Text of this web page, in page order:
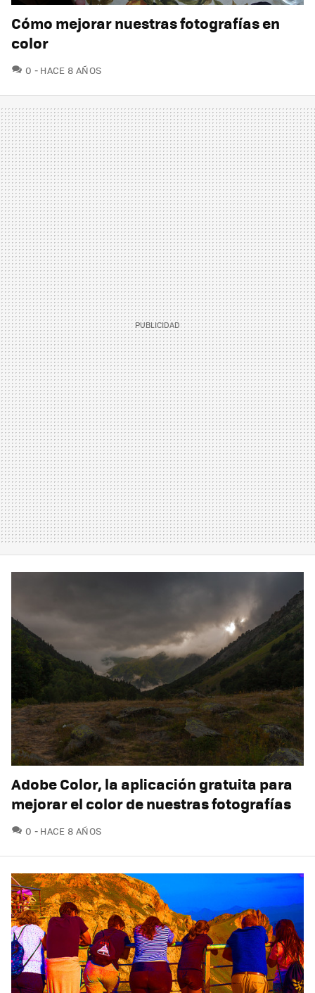
Cómo mejorar nuestras fotografías en
color
0 COMENTARIOS
HACE 8 AÑOS
Adobe Color, la aplicación gratuita para
mejorar el color de nuestras fotografías
0 COMENTARIOS
HACE 8 AÑOS